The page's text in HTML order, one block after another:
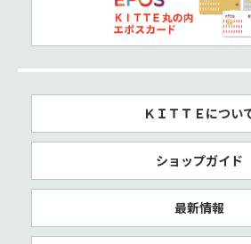
ＫＩＴＴＥについ
ショップガイド
最新情報